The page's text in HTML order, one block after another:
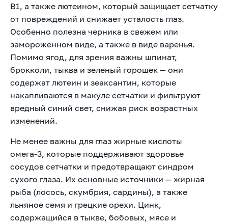
В1, а также лютеином, который защищает сетчатку
от повреждений и снижает усталость глаз.
Особенно полезна черника в свежем или
замороженном виде, а также в виде варенья.
Помимо ягод, для зрения важны шпинат,
брокколи, тыква и зеленый горошек — они
содержат лютеин и зеаксантин, которые
накапливаются в макуле сетчатки и фильтруют
вредный синий свет, снижая риск возрастных
изменений.
Не менее важны для глаз жирные кислоты
омега-3, которые поддерживают здоровье
сосудов сетчатки и предотвращают синдром
сухого глаза. Их основные источники — жирная
рыба (лосось, скумбрия, сардины), а также
льняное семя и грецкие орехи. Цинк,
содержащийся в тыкве, бобовых, мясе и